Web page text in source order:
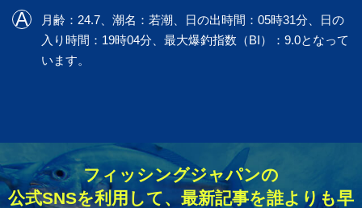
月齢：24.7、潮名：若潮、日の出時間：05時31分、日の
入り時間：19時04分、最大爆釣指数（BI）：9.0となって
います。
フィッシングジャパンの
公式SNSを利用して、最新記事を誰よりも早